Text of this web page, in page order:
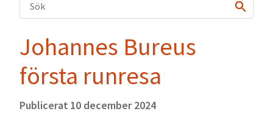
Johannes Bureus
första runresa
Publicerat 10 december 2024